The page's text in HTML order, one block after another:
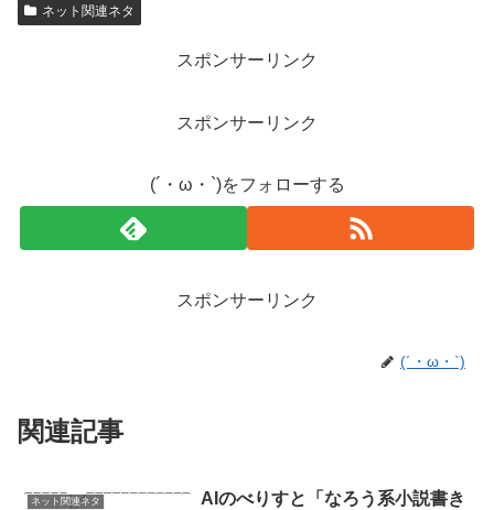
ネット関連ネタ
スポンサーリンク
スポンサーリンク
(´・ω・`)をフォローする
スポンサーリンク
(´・ω・`)
関連記事
ネット関連ネタ
AIのべりすと「なろう系小説書き